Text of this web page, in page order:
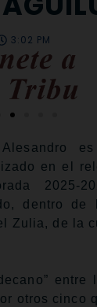
3:02 PM
en el
2025-
dentro de
Zulia, de la
entre
otros cinco